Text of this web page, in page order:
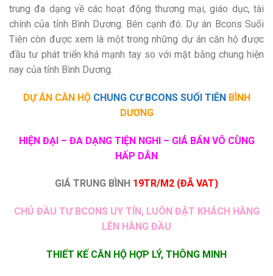
trung đa dạng về các hoạt động thương mại, giáo dục, tài
chính của tỉnh Bình Dương. Bên cạnh đó. Dự án Bcons Suối
Tiên còn được xem là một trong những dự án căn hộ được
đầu tư phát triển khá mạnh tay so với mặt bằng chung hiện
nay của tỉnh Bình Dương.
DỰ ÁN CĂN HỘ CHUNG CƯ BCONS SUỐI TIÊNBÌNH
DƯƠNG
HIỆN ĐẠI – ĐA DẠNG TIỆN NGHI – GIÁ BÁN VÔ CÙNG
HẤP DẪN
GIÁ TRUNG BÌNH 19TR/M2 (ĐÃ VAT)
CHỦ ĐẦU TƯ BCONS UY TÍN, LUÔN ĐẶT KHÁCH HÀNG
LÊN HÀNG ĐẦU
THIẾT KẾ CĂN HỘ HỢP LÝ, THÔNG MINH